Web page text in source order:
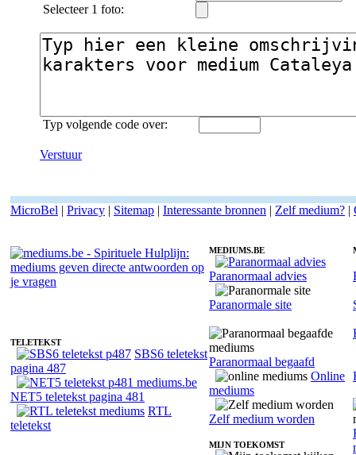
Selecteer 1 foto:
Typ volgende code over:
Verstuur
MicroBel | Privacy | Sitemap | Interessante bronnen | Zelf medium? |
TELETEKST
SBS6 teletekst
pagina 487
NET5 teletekst pagina 481
RTL
teletekst
MEDIUMS.BE
Paranormaal advies
Paranormale site
Paranormaal begaafd
Online
mediums
Zelf medium worden
MIJN TOEKOMST